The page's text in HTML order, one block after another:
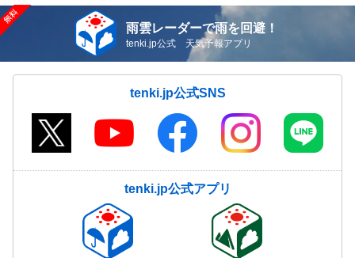
雨雲レーダーで雨を回避！
tenki.jp公式 天気予報アプリ
tenki.jp公式SNS
tenki.jp公式アプリ